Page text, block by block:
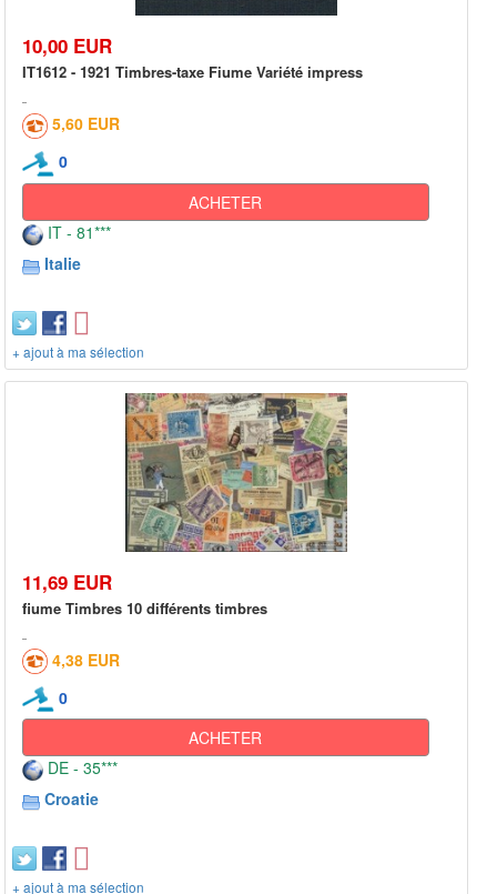
10,00 EUR
IT1612 - 1921 Timbres-taxe Fiume Variété impress
5,60 EUR
0
ACHETER
IT - 81***
Italie
+ ajout à ma sélection
11,69 EUR
fiume Timbres 10 différents timbres
4,38 EUR
0
ACHETER
DE - 35***
Croatie
+ ajout à ma sélection